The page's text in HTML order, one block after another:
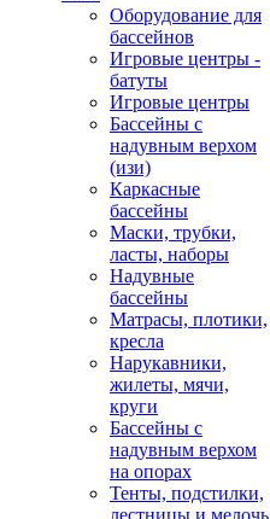
Оборудование для
бассейнов
Игровые центры -
батуты
Игровые центры
Бассейны с
надувным верхом
(изи)
Каркасные
бассейны
Маски, трубки,
ласты, наборы
Надувные
бассейны
Матрасы, плотики,
кресла
Нарукавники,
жилеты, мячи,
круги
Бассейны с
надувным верхом
на опорах
Тенты, подстилки,
лестницы и мелочь